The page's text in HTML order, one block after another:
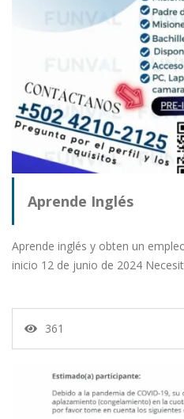
Aprende Inglés
Aprende inglés y obten un
inicio 12 de junio de 2024
361